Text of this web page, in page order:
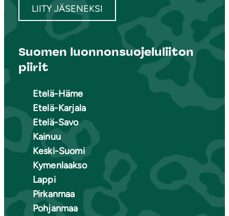
LIITY JÄSENEKSI
Suomen luonnonsuojeluliiton
piirit
Etelä-Häme
Etelä-Karjala
Etelä-Savo
Kainuu
Keski-Suomi
Kymenlaakso
Lappi
Pirkanmaa
Pohjanmaa